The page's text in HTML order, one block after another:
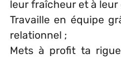
leur fraîcheur et à
Travaille en équipe
relationnel ;
Mets à profit ta